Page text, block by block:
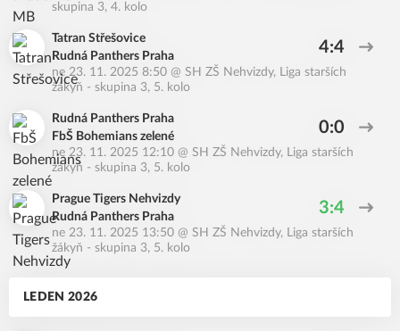
skupina 3, 4. kolo
Tatran Střešovice
Rudná Panthers Praha
4:4
ne 23. 11. 2025 8:50 @ SH ZŠ Nehvizdy, Liga starších
žákyň - skupina 3, 5. kolo
Rudná Panthers Praha
FbŠ Bohemians zelené
0:0
ne 23. 11. 2025 12:10 @ SH ZŠ Nehvizdy, Liga starších
žákyň - skupina 3, 5. kolo
Prague Tigers Nehvizdy
Rudná Panthers Praha
3:4
ne 23. 11. 2025 13:50 @ SH ZŠ Nehvizdy, Liga starších
žákyň - skupina 3, 5. kolo
LEDEN 2026